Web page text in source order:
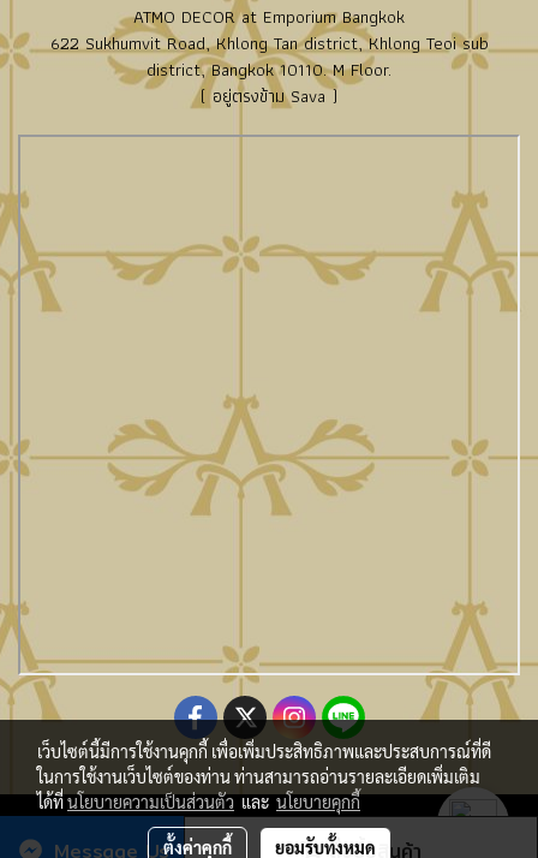
สั่งซื้อสินค้า
Message Us
ATMO DECOR at Emporium Bangkok
622 Sukhumvit Road, Khlong Tan district, Khlong Teoi sub
district, Bangkok 10110. M Floor.
( อยู่ตรงข้าม Sava )
Copy Right By Atmo Decor Co., Ltd. atmo@seveninnotech.com
เว็บไซต์นี้มีการใช้งานคุกกี้ เพื่อเพิ่มประสิทธิภาพและประสบการณ์ที่ดี
ในการใช้งานเว็บไซต์ของท่าน ท่านสามารถอ่านรายละเอียดเพิ่มเติม
ได้ที่นโยบายความเป็นส่วนตัวและนโยบายคุกกี้
ตั้งค่าคุกกี้ ยอมรับทั้งหมด